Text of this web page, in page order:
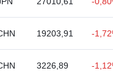
19203,91 -
3226,89 -